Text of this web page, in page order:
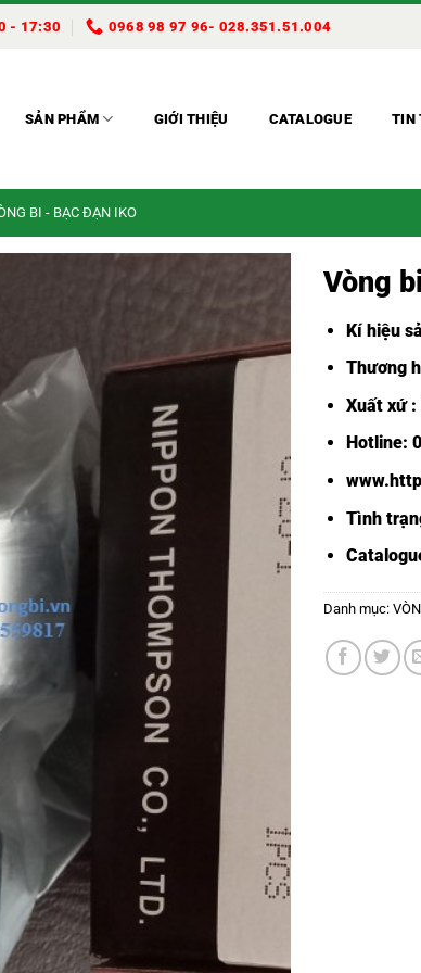
- 17:30 0968 98 97 96- 028.351.51.004
SẢN PHẨM GIỚI THIỆU CATALOGUE TIN
BI - BẠC ĐẠN IKO
Vòng
Kí hiệu
Thương
Xuất xứ :
Hotline:
Tình
Danh mục: